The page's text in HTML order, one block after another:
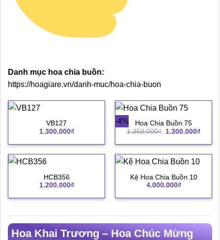
Danh mục hoa chia buồn:
https://hoagiare.vn/danh-muc/hoa-chia-buon
VB127
1.300.000₫
-4%
Hoa Chia Buồn 75
1.350.000₫
Giá
là:
1.300.000₫Giá
tại
HCB356
1.200.000₫
Kệ Hoa Chia Buồn 10
4.000.000₫
Hoa Khai Trương – Hoa Chúc Mừng